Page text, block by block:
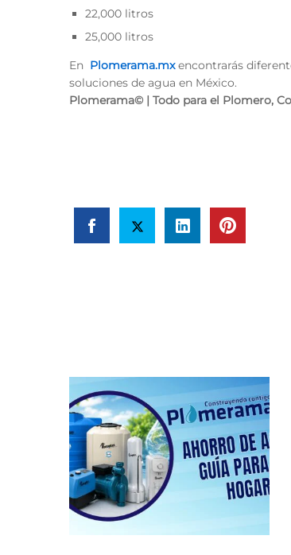
22,000 litros
25,000 litros
En Plomerama.mxencontrarás
soluciones de agua en México.
Plomerama© | Todo para el Plomero,